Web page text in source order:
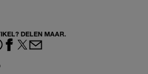
DELEN MAAR.